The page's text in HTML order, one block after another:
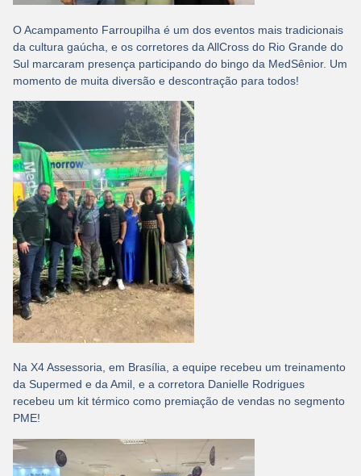
O Acampamento Farroupilha é um dos eventos mais tradicionais
da cultura gaúcha, e os corretores da AllCross do Rio Grande do
Sul marcaram presença participando do bingo da MedSênior. Um
momento de muita diversão e descontração para todos!
Na X4 Assessoria, em Brasília, a equipe recebeu um treinamento
da Supermed e da Amil, e a corretora Danielle Rodrigues
recebeu um kit térmico como premiação de vendas no segmento
PME!